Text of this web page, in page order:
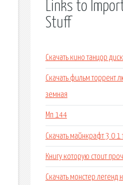
Links to
Stuff
Скачать кино танцор
Скачать фильм торрент
земная
Мп 144
Скачать майнкрафт 3 0 1
Книгу которую стоит
Скачать монстер легенд